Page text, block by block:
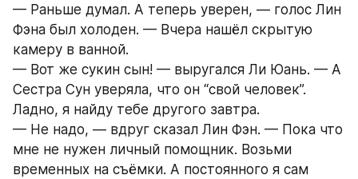
— Раньше думал. А теперь уверен, — голос Лин
Фэна был холоден. — Вчера нашёл скрытую
камеру в ванной.
— Вот же сукин сын! — выругался Ли Юань. — А
Сестра Сун уверяла, что он “свой человек”.
Ладно, я найду тебе другого завтра.
— Не надо, — вдруг сказал Лин Фэн. — Пока что
мне не нужен личный помощник. Возьми
временных на съёмки. А постоянного я сам